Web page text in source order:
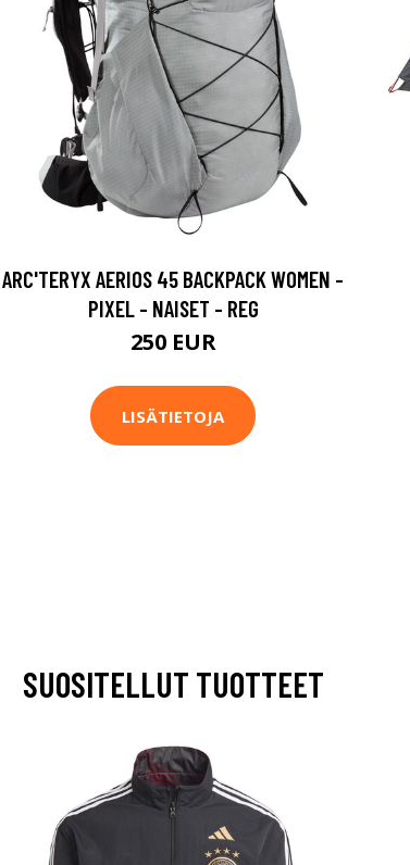
ARC'TERYX AERIOS 45 BACKPACK WOMEN -
PIXEL - NAISET - REG
250 EUR
LISÄTIETOJA
SUOSITELLUT TUOTTEET